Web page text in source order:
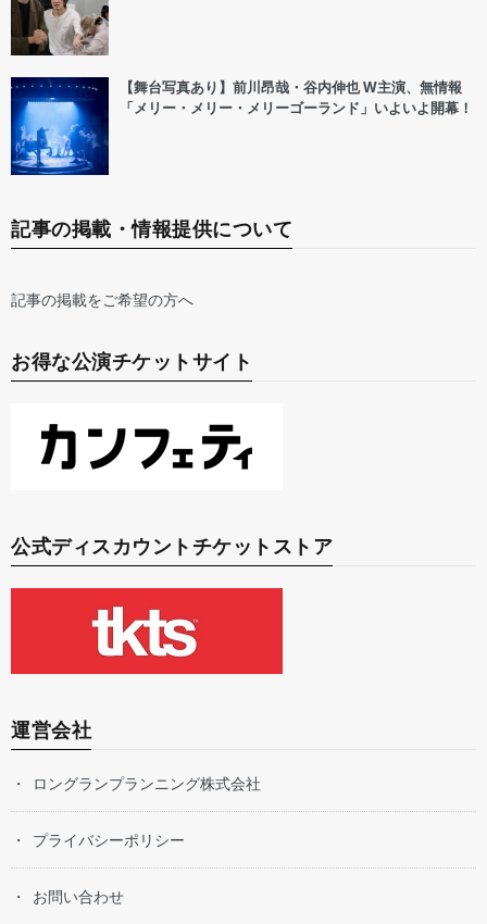
【舞台写真あり】前川昂哉・谷内伸也 W主演、無情報
「メリー・メリー・メリーゴーランド」いよいよ開幕！
記事の掲載・情報提供について
記事の掲載をご希望の方へ
お得な公演チケットサイト
公式ディスカウントチケットストア
運営会社
ロングランプランニング株式会社
プライバシーポリシー
お問い合わせ